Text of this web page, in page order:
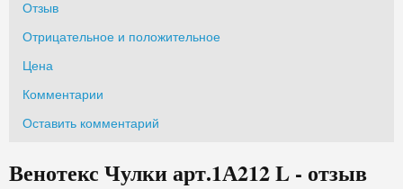
Отзыв
Отрицательное и положительное
Цена
Комментарии
Оставить комментарий
Венотекс Чулки арт.1А212 L - отзыв